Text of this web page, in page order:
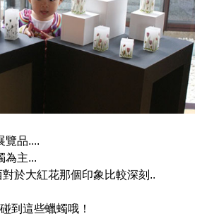
覽品....
為主...
於大紅花那個印象比較深刻..
到這些蠟蠋哦！